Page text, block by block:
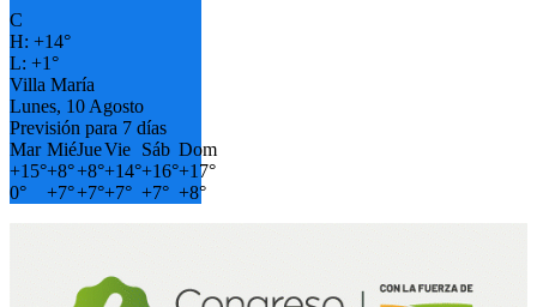
C
H: +14°
L: +1°
Villa María
Lunes, 10 Agosto
Previsión para 7 días
Mar MiéJueVie Sáb Dom
+15°+8°+8°+14°+16°+17°
0°
+7°+7°+7° +7° +8°